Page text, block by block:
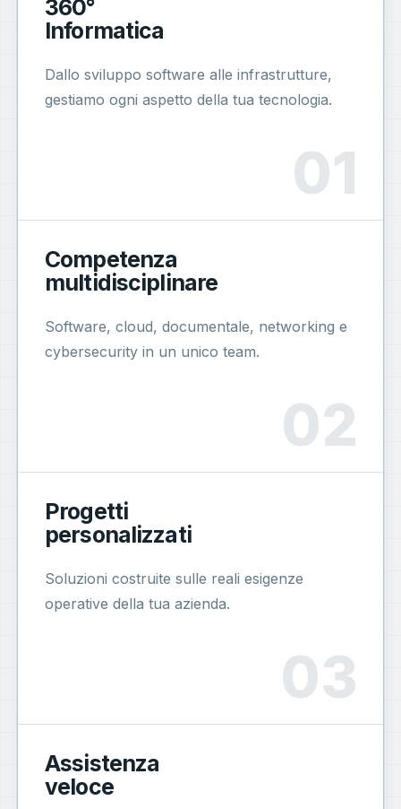
360°
Informatica
Dallo sviluppo software alle infrastrutture,
gestiamo ogni aspetto della tua tecnologia.
Competenza
multidisciplinare
Software, cloud, documentale, networking e
cybersecurity in un unico team.
Progetti
personalizzati
Soluzioni costruite sulle reali esigenze
operative della tua azienda.
Assistenza
veloce